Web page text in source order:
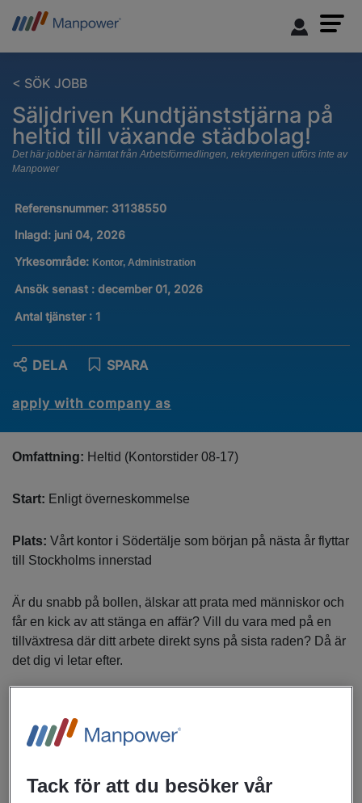
< SÖK JOBB
Säljdriven Kundtjänststjärna på
heltid till växande städbolag!
Det här jobbet är hämtat från Arbetsförmedlingen, rekryteringen utförs inte av
Manpower
Referensnummer: 31138550
Inlagd: juni 04, 2026
Yrkesområde: Kontor, Administration
Ansök senast : december 01, 2026
Antal tjänster : 1
apply with company as
SPARA
DELA
Omfattning: Heltid (Kontorstider 08-17)
Start: Enligt överneskommelse
Plats: Vårt kontor i Södertälje som början på nästa år flyttar
till Stockholms innerstad
Är du snabb på bollen, älskar att prata med människor och
får en kick av att stänga en affär? Vill du vara med på en
tillväxtresa där ditt arbete direkt syns på sista raden? Då är
det dig vi letar efter.
är digitala och snabbfotade. Vi hjälper hundratals kunder
varje månad med hemstädning, flyttstädning och
kundförfrågningar per månad, och vi behöver en person
Tack för att du besöker vår